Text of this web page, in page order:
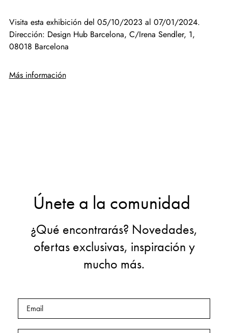
Visita esta exhibición del 05/10/2023 al 07/01/2024.
Dirección: Design Hub Barcelona, C/Irena Sendler, 1,
08018 Barcelona
Más información
Únete a la comunidad
¿Qué encontrarás? Novedades,
ofertas exclusivas, inspiración y
mucho más.